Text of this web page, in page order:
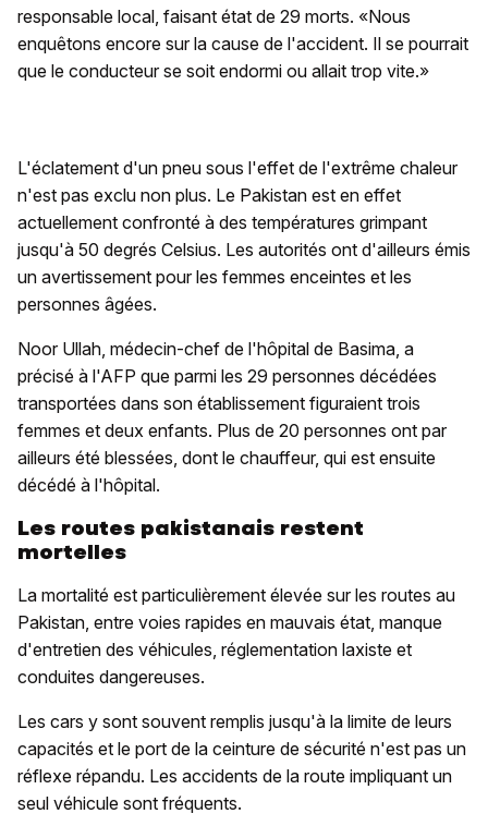
responsable local, faisant état de 29 morts. «Nous
enquêtons encore sur la cause de l'accident. Il se pourrait
que le conducteur se soit endormi ou allait trop vite.»
L'éclatement d'un pneu sous l'effet de l'extrême chaleur
n'est pas exclu non plus. Le Pakistan est en effet
actuellement confronté à des températures grimpant
jusqu'à 50 degrés Celsius. Les autorités ont d'ailleurs émis
un avertissement pour les femmes enceintes et les
personnes âgées.
Noor Ullah, médecin-chef de l'hôpital de Basima, a
précisé à l'AFP que parmi les 29 personnes décédées
transportées dans son établissement figuraient trois
femmes et deux enfants. Plus de 20 personnes ont par
ailleurs été blessées, dont le chauffeur, qui est ensuite
décédé à l'hôpital.
Les routes pakistanais restent
mortelles
La mortalité est particulièrement élevée sur les routes au
Pakistan, entre voies rapides en mauvais état, manque
d'entretien des véhicules, réglementation laxiste et
conduites dangereuses.
Les cars y sont souvent remplis jusqu'à la limite de leurs
capacités et le port de la ceinture de sécurité n'est pas un
réflexe répandu. Les accidents de la route impliquant un
seul véhicule sont fréquents.